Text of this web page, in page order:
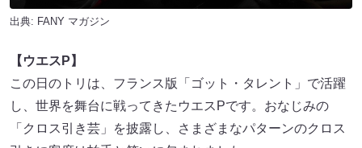
出典: FANY マガジン
【ウエスP】
この日のトリは、フランス版「ゴット・タレント」で活躍
し、世界を舞台に戦ってきたウエスPです。おなじみの
「クロス引き芸」を披露し、さまざまなパターンのクロス